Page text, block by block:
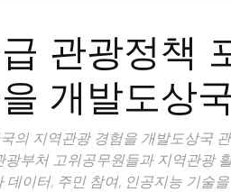
관광정책
개발도상
의 지역관광 경험을 개발도상국
부처 고위공무원들과 지역관광
이터, 주민 참여, 인공지능 기술